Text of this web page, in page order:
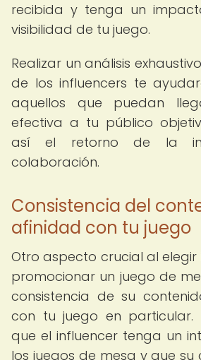
recibida y tenga un
visibilidad de tu juego.
Realizar un análisis
de los influencers te
aquellos que puedan
efectiva a tu público
así el retorno de la
colaboración.
Consistencia del
afinidad con tu juego
Otro aspecto crucial al
promocionar un juego de
consistencia de su
con tu juego en particular.
que el influencer tenga un
los juegos de mesa y que su